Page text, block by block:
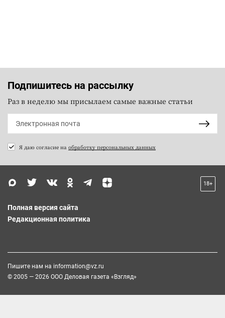
Подпишитесь на рассылку
Раз в неделю мы присылаем самые важные статьи
Я даю согласие на обработку персональных данных
18+
Полная версия сайта
Редакционная политика
Пишите нам на information@vz.ru
© 2005 — 2026 ООО Деловая газета «Взгляд»